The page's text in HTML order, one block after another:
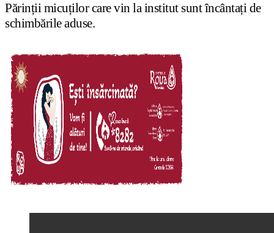
Părinții micuților care vin la institut sunt încântați de
schimbările aduse.